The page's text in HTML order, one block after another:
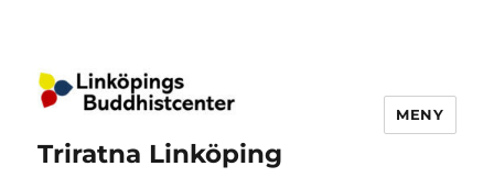
Triratna Linköping
MENY